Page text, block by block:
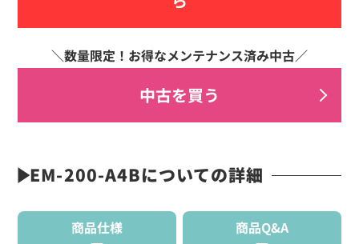
中古を買う
EM-200-A4Bについての詳細
商品仕様 商品Q&A